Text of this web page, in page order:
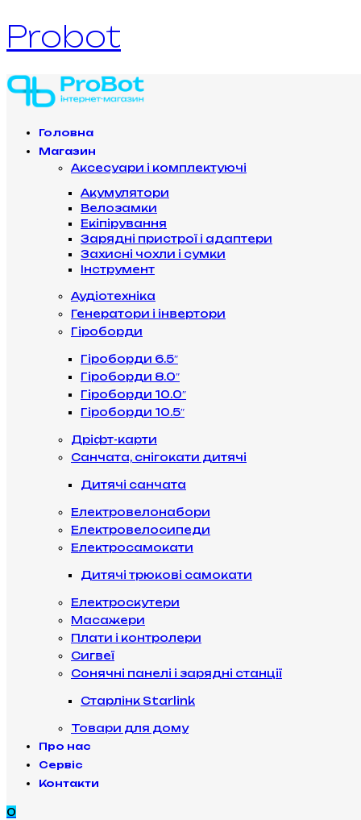
Probot
Головна
Магазин
Аксесуари і комплектуючі
Акумулятори
Велозамки
Екіпірування
Зарядні пристрої і адаптери
Захисні чохли і сумки
Інструмент
Аудіотехніка
Генератори і інвертори
Гіроборди
Гіроборди 6.5″
Гіроборди 8.0″
Гіроборди 10.0″
Гіроборди 10.5″
Дріфт-карти
Санчата, снігокати дитячі
Дитячі санчата
Електровелонабори
Електровелосипеди
Електросамокати
Дитячі трюкові самокати
Електроскутери
Масажери
Плати і контролери
Сигвеї
Сонячні панелі і зарядні станції
Старлінк Starlink
Товари для дому
Про нас
Сервіс
Контакти
0